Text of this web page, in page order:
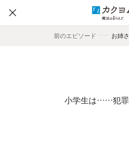
前のエピソード
―― お姉
小学生は……犯罪